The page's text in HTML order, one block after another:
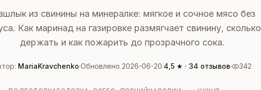
из свинины на минералке: мягкое и сочное мясо без
Как маринад на газировке размягчает свинину, сколько
держать и как пожарить до прозрачного сока.
MariaKravchenko·Обновлено 2026-06-20·4,5 ★ · 34 отзывов· 342